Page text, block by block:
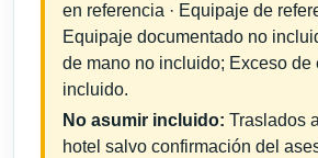
en referencia · Equipaje de
Equipaje documentado no
de mano no incluido; Exceso de
incluido.
No asumir incluido: Traslados
hotel salvo confirmación del